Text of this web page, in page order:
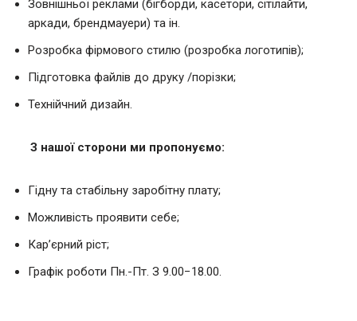
Зовнішньої реклами (бігборди, касетори, сітілайти,
аркади, брендмауери) та ін.
Розробка фірмового стилю (розробка логотипів);
Підготовка файлів до друку /порізки;
Технійчний дизайн.
З нашої сторони ми пропонуємо:
Гідну та стабільну заробітну плату;
Можливість проявити себе;
Кар’єрний ріст;
Графік роботи Пн.-Пт. З 9.00−18.00.